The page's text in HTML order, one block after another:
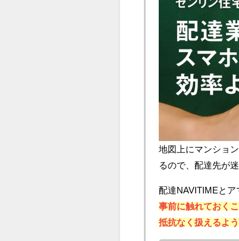
地図上にマンショ
るので、配達先が迷
配達NAVITIMEとア
事前に触れておく
抵抗なく扱えるよ